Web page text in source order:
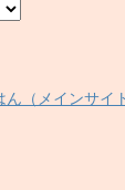
（メインサイト